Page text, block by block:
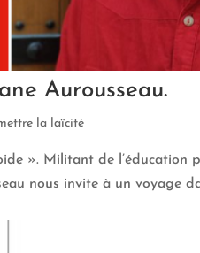
Aurousseau.
la laïcité
». Militant de l’éducation
nous invite à un voyage